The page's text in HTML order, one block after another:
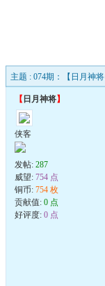
主题 : 074期：【日月神
【 日月神将】
侠客
发帖: 287
威望: 754 点
铜币: 754 枚
贡献值: 0 点
好评度: 0 点